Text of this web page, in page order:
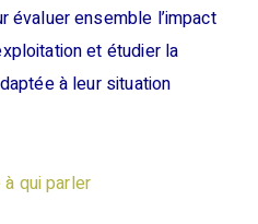
évaluer ensemble l’impact
et étudier la
à leur situation